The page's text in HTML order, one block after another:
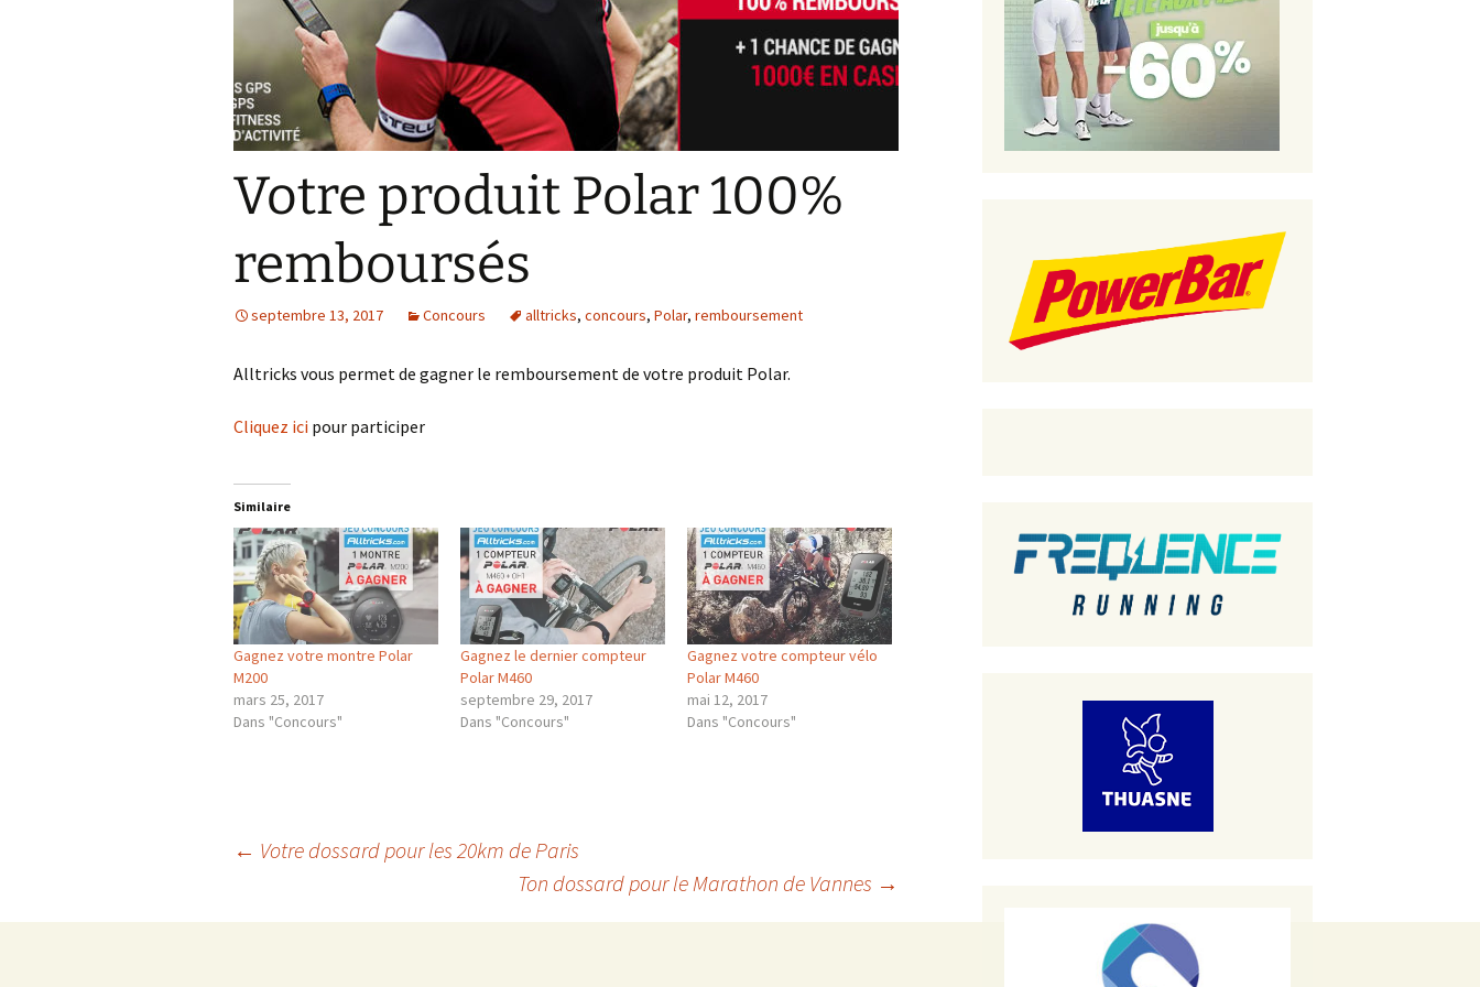
Résultats 2021
Résultats 2020
Résultats 2019
Résultats 2018
Résultats 2015
Résultats 2016
Comptes Rendus
Votre produit Polar 100%
remboursés
septembre 13, 2017 Concours alltricks, concours, Polar, remboursement
Alltricks vous permet de gagner le remboursement de votre produit Polar.
Cliquez ici pour participer
Similaire
Gagnez votre montre Polar
M200
mars 25, 2017
Dans "Concours"
Gagnez le dernier compteur
Polar M460
septembre 29, 2017
Dans "Concours"
Gagnez votre compteur vélo
Polar M460
mai 12, 2017
Dans "Concours"
Navigation
des
← Votre dossard pour les 20km de Paris
Ton dossard pour le Marathon de Vannes →